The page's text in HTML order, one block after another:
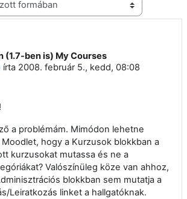
(1.7-ben is) My Courses
írta 2008. február 5., kedd, 08:08
a problémám. Mimódon lehetne
Moodlet, hogy a Kurzusok blokkban a
kurzusokat mutassa és ne a
Valószínüleg köze van ahhoz,
blokkban sem mutatja a
Leiratkozás linket a hallgatóknak.